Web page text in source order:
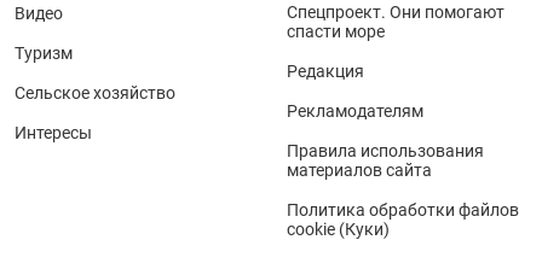
Видео
Туризм
Сельское хозяйство
Интересы
Спецпроект. Они помогают
спасти море
Редакция
Рекламодателям
Правила использования
материалов сайта
Политика обработки файлов
cookie (Куки)